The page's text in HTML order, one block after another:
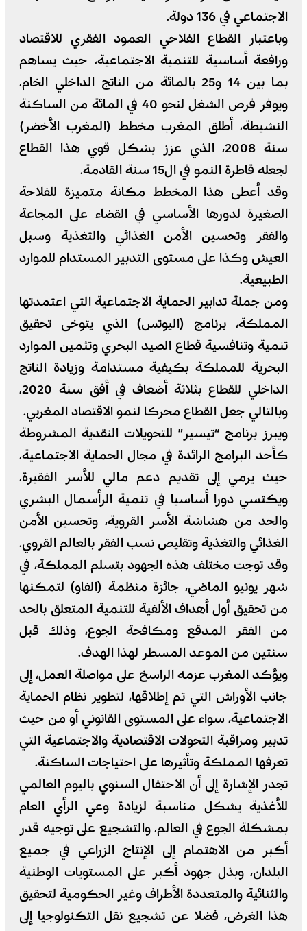
الاجتماعي في 136 دولة.
وباعتبار القطاع الفلاحي العمود الفقري للاقتصاد
ورافعة أساسية للتنمية الاجتماعية، حيث يساهم
بما بين 14 و25 بالمائة من الناتج الداخلي الخام،
ويوفر فرص الشغل لنحو 40 في المائة من الساكنة
النشيطة، أطلق المغرب مخطط (المغرب الأخضر)
سنة 2008، الذي عزز بشكل قوي هذا القطاع
لجعله قاطرة النمو في ال15 سنة القادمة.
وقد أعطى هذا المخطط مكانة متميزة للفلاحة
الصغيرة لدورها الأساسي في القضاء على المجاعة
والفقر وتحسين الأمن الغذائي والتغذية وسبل
العيش وكذا على مستوى التدبير المستدام للموارد
الطبيعية.
ومن جملة تدابير الحماية الاجتماعية التي اعتمدتها
المملكة، برنامج (اليوتس) الذي يتوخى تحقيق
تنمية وتنافسية قطاع الصيد البحري وتثمين الموارد
البحرية للمملكة بكيفية مستدامة وزيادة الناتج
الداخلي للقطاع بثلاثة أضعاف في أفق سنة 2020،
وبالتالي جعل القطاع محركا لنمو الاقتصاد المغربي.
ويبرز برنامج “تيسير” للتحويلات النقدية المشروطة
كأحد البرامج الرائدة في مجال الحماية الاجتماعية،
حيث يرمي إلى تقديم دعم مالي للأسر الفقيرة،
ويكتسي دورا أساسيا في تنمية الرأسمال البشري
والحد من هشاشة الأسر القروية، وتحسين الأمن
الغذائي والتغذية وتقليص نسب الفقر بالعالم القروي.
وقد توجت مختلف هذه الجهود بتسلم المملكة، في
شهر يونيو الماضي، جائزة منظمة (الفاو) لتمكنها
من تحقيق أول أهداف الألفية للتنمية المتعلق بالحد
من الفقر المدقع ومكافحة الجوع، وذلك قبل
سنتين من الموعد المسطر لهذا الهدف.
ويؤكد المغرب عزمه الراسخ على مواصلة العمل، إلى
جانب الأوراش التي تم إطلاقها، لتطوير نظام الحماية
الاجتماعية، سواء على المستوى القانوني أو من حيث
تدبير ومراقبة التحولات الاقتصادية والاجتماعية التي
تعرفها المملكة وتأثيرها على احتياجات الساكنة.
تجدر الإشارة إلى أن الاحتفال السنوي باليوم العالمي
للأغذية يشكل مناسبة لزيادة وعي الرأي العام
بمشكلة الجوع في العالم، والتشجيع على توجيه قدر
أكبر من الاهتمام إلى الإنتاج الزراعي في جميع
البلدان، وبذل جهود أكبر على المستويات الوطنية
والثنائية والمتعددة الأطراف وغير الحكومية لتحقيق
هذا الغرض، فضلا عن تشجيع نقل التكنولوجيا إلى